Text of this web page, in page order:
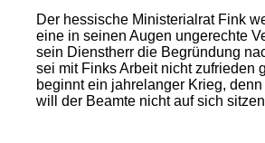
Der hessische Ministerialrat Fink
eine in seinen Augen ungerechte
sein Dienstherr die Begründung
sei mit Finks Arbeit nicht zufrieden
beginnt ein jahrelanger Krieg,
will der Beamte nicht auf sich